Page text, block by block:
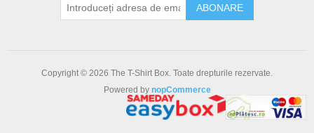
Copyright © 2026 The T-Shirt Box. Toate drepturile rezervate.
Powered by nopCommerce